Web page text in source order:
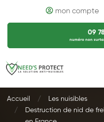
mon compte
09
numéro non
Accueil
Les nuisibles
Destruction de nid de